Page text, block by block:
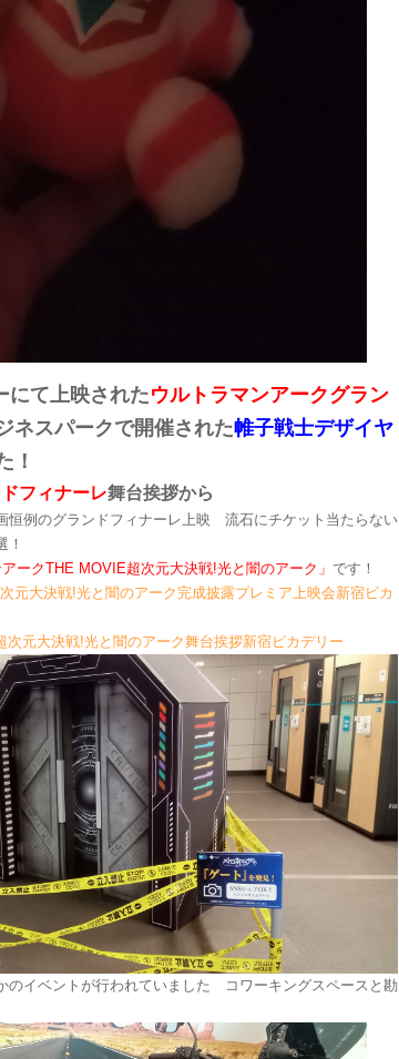
にて上映された​ウルトラマンアークグラン
ネスパークで開催された​帷子戦士デザイヤ
！​​
フィナーレ舞台挨拶から​
恒例のグランドフィナーレ上映 流石にチケット当たらない
！​
アーク​THE MOVIE超次元大決戦!光と闇のアーク」 です！
元大決戦!光と闇のアーク完成披露プレミア上映会新宿ピカ
元大決戦!光と闇のアーク舞台挨拶新宿ピカデリー
のイベントが行われていました コワーキングスペースと勘